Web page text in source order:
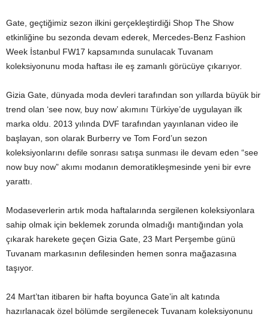
Gate, geçtiğimiz sezon ilkini gerçekleştirdiği Shop The Show
etkinliğine bu sezonda devam ederek, Mercedes-Benz Fashion
Week İstanbul FW17 kapsamında sunulacak Tuvanam
koleksiyonunu moda haftası ile eş zamanlı görücüye çıkarıyor.
Gizia Gate, dünyada moda devleri tarafından son yıllarda büyük bir
trend olan ‘see now, buy now’ akımını Türkiye’de uygulayan ilk
marka oldu. 2013 yılında DVF tarafından yayınlanan video ile
başlayan, son olarak Burberry ve Tom Ford’un sezon
koleksiyonlarını defile sonrası satışa sunması ile devam eden “see
now buy now” akımı modanın demoratikleşmesinde yeni bir evre
yarattı.
Modaseverlerin artık moda haftalarında sergilenen koleksiyonlara
sahip olmak için beklemek zorunda olmadığı mantığından yola
çıkarak harekete geçen Gizia Gate, 23 Mart Perşembe günü
Tuvanam markasının defilesinden hemen sonra mağazasına
taşıyor.
24 Mart’tan itibaren bir hafta boyunca Gate’in alt katında
hazırlanacak özel bölümde sergilenecek Tuvanam koleksiyonunu